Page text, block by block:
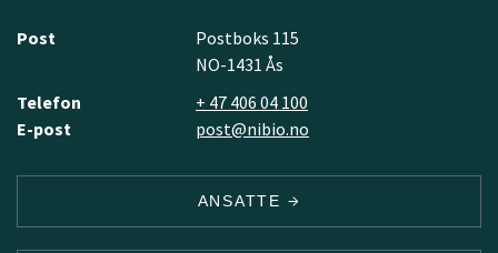
Post
Postboks 115
NO-1431 Ås
Telefon
+ 47 406 04 100
E-post
post@nibio.no
ANSATTE